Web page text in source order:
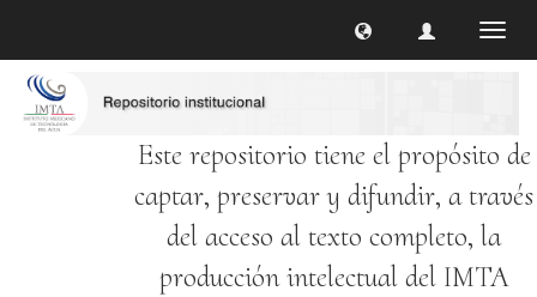
Este repositorio tiene el propósito de
captar, preservar y difundir, a través
del acceso al texto completo, la
producción intelectual del IMTA